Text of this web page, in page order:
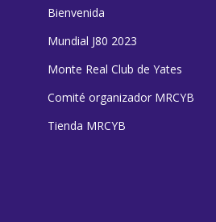
Bienvenida
Mundial J80 2023
Monte Real Club de Yates
Comité organizador MRCYB
Tienda MRCYB